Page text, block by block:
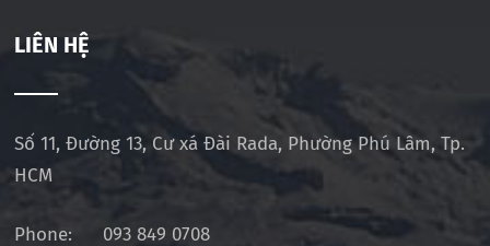
LIÊN HỆ
Số 11, Đường 13, Cư xá Đài Rada, Phường Phú Lâm, Tp.
HCM
Phone: 093 849 0708